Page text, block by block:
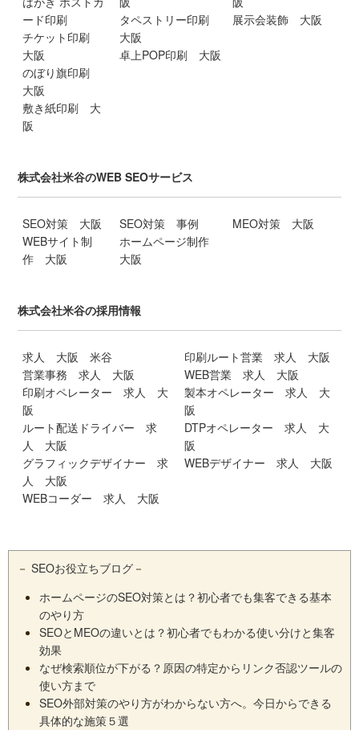
ード印刷
チケット印刷
大阪
のぼり旗印刷
大阪
敷き紙印刷 大
阪
タペストリー印刷
大阪
卓上POP印刷 大阪
展示会装飾 大阪
株式会社米谷のWEB SEOサービス
SEO対策 大阪
WEBサイト制
作 大阪
SEO対策 事例
ホームページ制作
大阪
MEO対策 大阪
株式会社米谷の採用情報
求人 大阪 米谷
営業事務 求人 大阪
印刷オペレーター 求人 大
阪
ルート配送ドライバー 求
人 大阪
グラフィックデザイナー 求
人 大阪
WEBコーダー 求人 大阪
印刷ルート営業 求人 大阪
WEB営業 求人 大阪
製本オペレーター 求人 大
阪
DTPオペレーター 求人 大
阪
WEBデザイナー 求人 大阪
－ SEOお役立ちブログ －
ホームページのSEO対策とは？初心者でも集客できる基本
のやり方
SEOとMEOの違いとは？初心者でもわかる使い分けと集客
効果
なぜ検索順位が下がる？原因の特定からリンク否認ツールの
使い方まで
SEO外部対策のやり方がわからない方へ。今日からできる
具体的な施策５選